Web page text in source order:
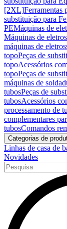
[2XL]Ferramentas
substituição para
PEMáquinas de
Máquinas de
máquinas de
topoPeças de
topoAcessórios
topoPeças de
máquinas de
tubosPeças de
tubosAcessórios
processamento de
complementares
tubosComandos
Categorias de
Linhas de casa de
Novidades